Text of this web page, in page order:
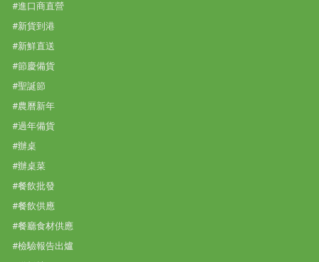
#進口商直營
#新貨到港
#新鮮直送
#節慶備貨
#聖誕節
#農曆新年
#過年備貨
#辦桌
#辦桌菜
#餐飲批發
#餐飲供應
#餐廳食材供應
#檢驗報告出爐